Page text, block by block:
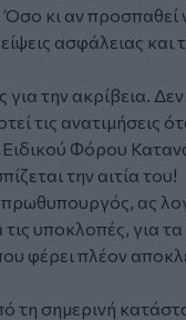
κι αν προσπαθεί
ασφάλειας
την ακρίβεια.
τις ανατιμήσεις
Φόρου
την αιτία του!
πρωθυπουργός, ας
υποκλοπές, για τα
φέρει πλέον
τη σημερινή